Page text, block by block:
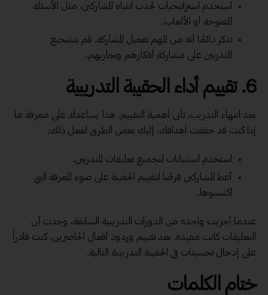
استخدم استراتيجيات لجذب انتباه المشاركين، مثل الأسئلة
المفتوحة أو الألعاب.
تذكر دائمًا أنه من المهم تفعيل المشاركة. قم بتشجيع
المتدربين على مشاركة أفكارهم وتجاربهم.
6. تقييم أداء الحقيبة التدريبية
بعد انتهاء التدريب، تأتي أهمية التقييم. هذا يساعدك على معرفة ما
إذا كنت قد حققت أهدافك. إليك بعض الطرق لفعل ذلك:
استخدم استبيانات لتجميع تعليقات المتدربين.
أعط المشاركين فرصًا لتقييم الحقيبة على ضوء المعرفة التي
اكتسبوها.
عندما أجريت واحدة من الدورات التدريبية السابقة، وجدت أن
التعليقات كانت مفيدة. بعد تقييم وردود أفعال الحاضرين، كنت قادراً
على إدخال تحسينات في الحقيبة التدريبية التالية.
ختام الكلمات